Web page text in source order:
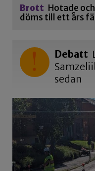
Brott Hotade
döms till ett års
Debatt
sedan